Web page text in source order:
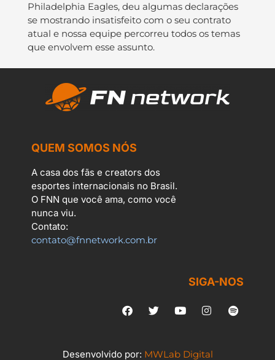
Philadelphia Eagles, deu algumas declarações
se mostrando insatisfeito com o seu contrato
atual e nossa equipe percorreu todos os temas
que envolvem esse assunto.
QUEM SOMOS NÓS
A casa dos fãs e creators dos
esportes internacionais no Brasil.
O FNN que você ama, como você
nunca viu.
Contato:
contato@fnnetwork.com.br
SIGA-NOS
Desenvolvido por: MWLab Digital